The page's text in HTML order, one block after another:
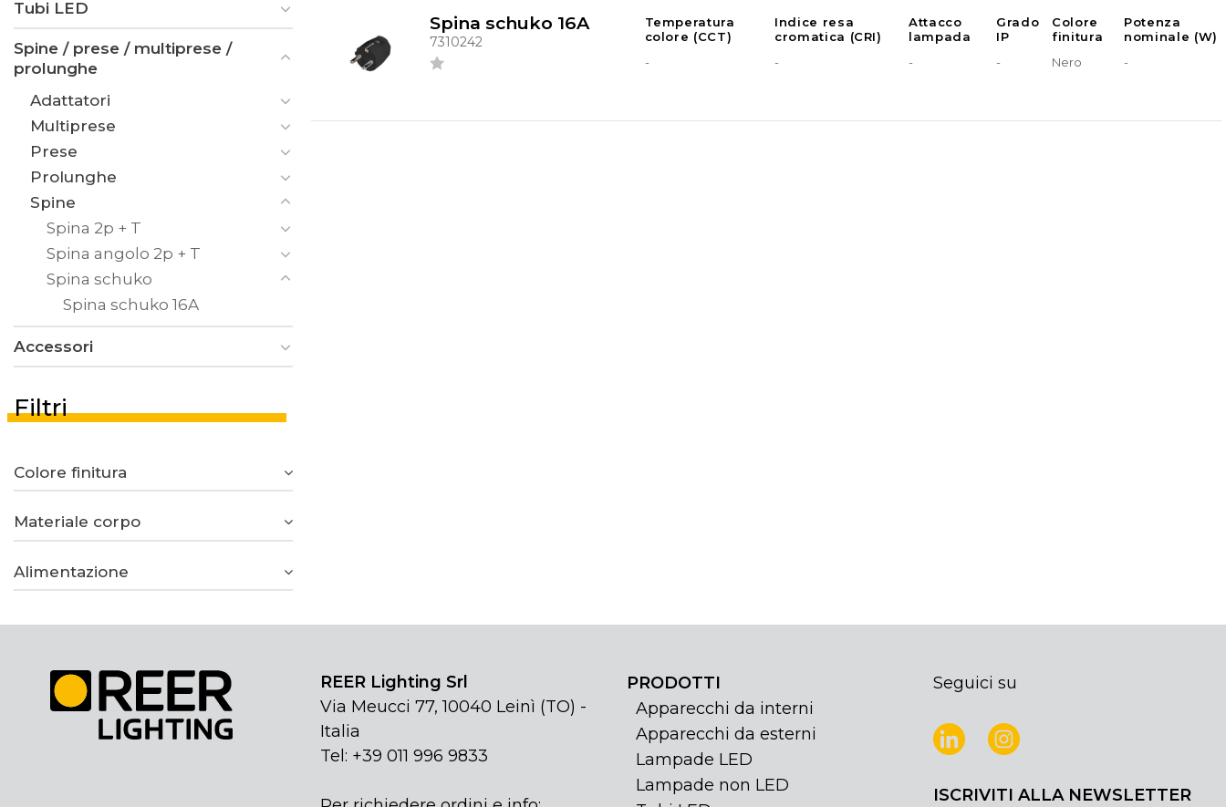
Tubi LED
Spine / prese / multiprese /
prolunghe
Adattatori
Multiprese
Prese
Prolunghe
Spine
Spina 2p + T
Spina angolo 2p + T
Spina schuko
Spina schuko 16A
Accessori
Filtri
Colore finitura
Materiale corpo
Alimentazione
Spina schuko 16A
7310242
Temperatura
colore (CCT)
Indice resa
cromatica (CRI)
Attacco
lampada
Grado
IP
Colore
finitura
Potenza
nominale (W)
-
- - - Nero -
REER Lighting Srl
Via Meucci 77, 10040 Leinì (TO) -
Italia
Tel: +39 011 996 9833
PRODOTTI
Apparecchi da interni
Apparecchi da esterni
Lampade LED
Lampade non LED
Seguici su
ISCRIVITI ALLA NEWSLETTER